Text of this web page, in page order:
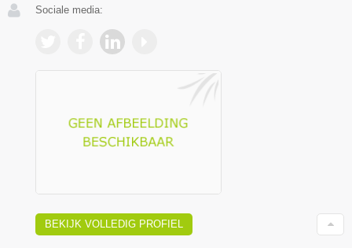
Sociale media:
BEKIJK VOLLEDIG PROFIEL